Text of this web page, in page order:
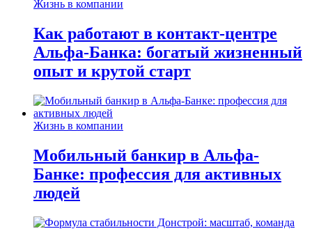
Жизнь в компании
Как работают в контакт-центре
Альфа-Банка: богатый жизненный
опыт и крутой старт
Жизнь в компании
Мобильный банкир в Альфа-
Банке: профессия для активных
людей